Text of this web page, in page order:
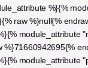
%}{%
raw %}null{%
module_attribute
%}71660942695{%
module_attribute